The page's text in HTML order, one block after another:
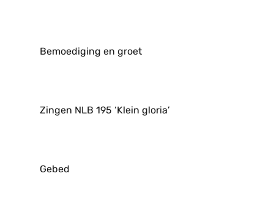
Bemoediging en groet
Zingen NLB 195 ‘Klein gloria’
Gebed